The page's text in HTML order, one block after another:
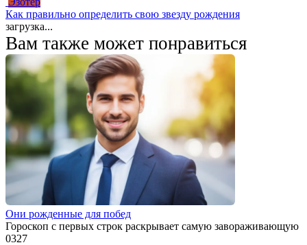
Как правильно определить свою звезду рождения
загрузка...
Вам также может понравиться
Они рожденные для побед
Гороскоп с первых строк раскрывает самую завораживающую
0327